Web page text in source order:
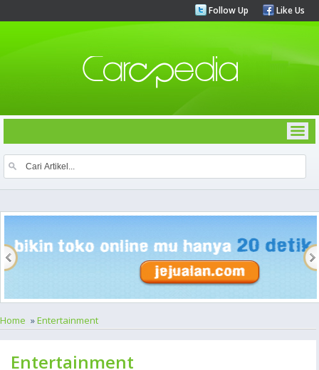
Follow Up Like Us
Home »Entertainment
Entertainment